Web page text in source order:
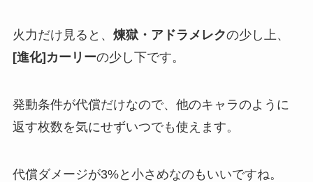
火力だけ見ると、 煉獄・アドラメレクの少し上、
[進化]カーリーの少し下です。
発動条件が代償だけなので、他のキャラのように
返す枚数を気にせずいつでも使えます。
代償ダメージが3%と小さめなのもいいですね。